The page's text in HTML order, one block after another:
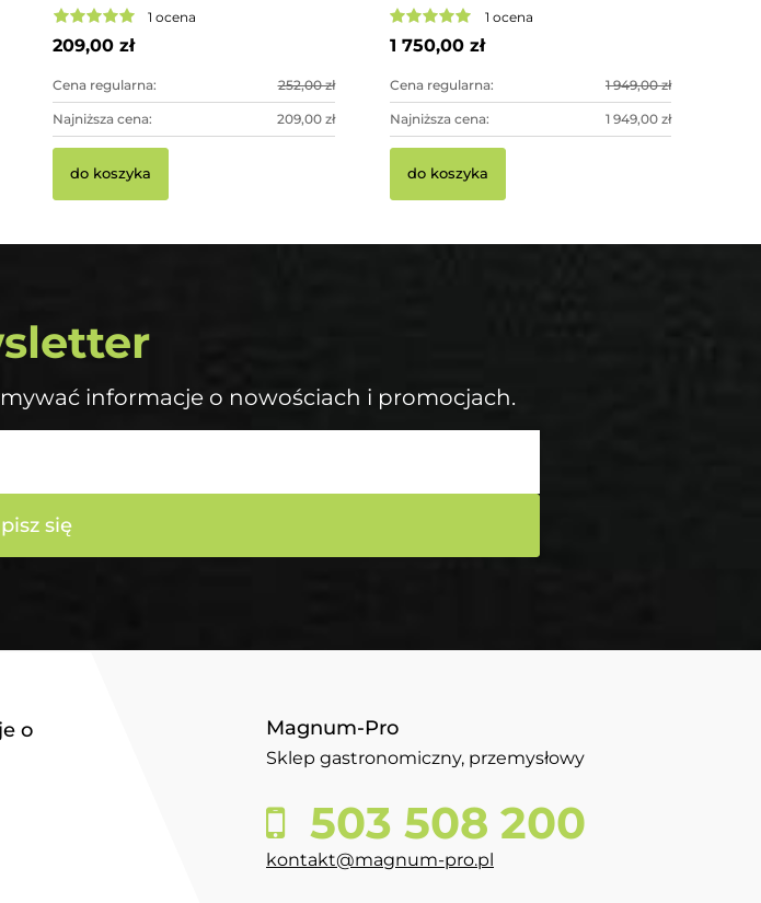
1 ocena
209,00 zł
Cena regularna: 252,00 zł
Najniższa cena: 209,00 zł
do koszyka
1 ocena
1 750,00 zł
Cena regularna: 1 949,00 zł
Najniższa cena: 1 949,00 zł
do koszyka
informacje o nowościach i promocjach.
się
Magnum-Pro
Sklep gastronomiczny, przemysłowy
503 508 200
kontakt@magnum-pro.pl
o